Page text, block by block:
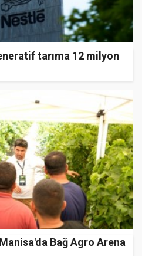
tarıma 12 milyon
Bağ Agro Arena